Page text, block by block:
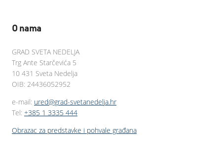
O nama
GRAD SVETA NEDELJA
Trg Ante Starčevića 5
10 431 Sveta Nedelja
OIB: 24436052952
e-mail: ured@grad-svetanedelja.hr
Tel: +385 1 3335 444
Obrazac za predstavke i pohvale građana